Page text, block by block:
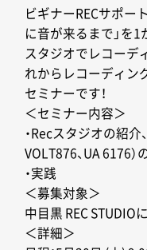
ビギナーRECサポー
に音が来るまで」を1
スタジオでレコーデ
れからレコーディン
セミナーです！
＜セミナー内容＞
・Recスタジオの紹介
VOLT876、UA 6176
・実践
＜募集対象＞
中目黒 REC STUDIO
＜詳細＞